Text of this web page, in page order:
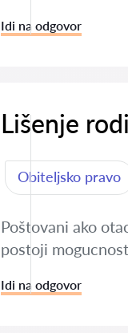
Idi na odgovor
Lišenje
Obiteljsko pravo
Poštovani ako
postoji
Idi na odgovor